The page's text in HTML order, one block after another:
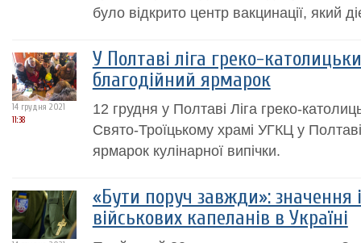
було відкрито центр вакцинації, який
14 грудня 2021
11:38
У Полтаві ліга греко-
благодійний ярмарок
12 грудня у Полтаві Ліга греко-
Свято-Троїцькому храмі УГКЦ у
ярмарок кулінарної випічки.
«Бути поруч завжди»: значення
військових капеланів в Україні